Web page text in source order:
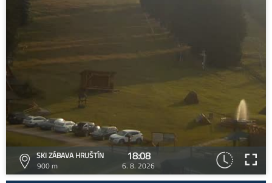
SKI ZÁBAVA HRUŠTÍN
900 m
18:08
6. 8. 2026